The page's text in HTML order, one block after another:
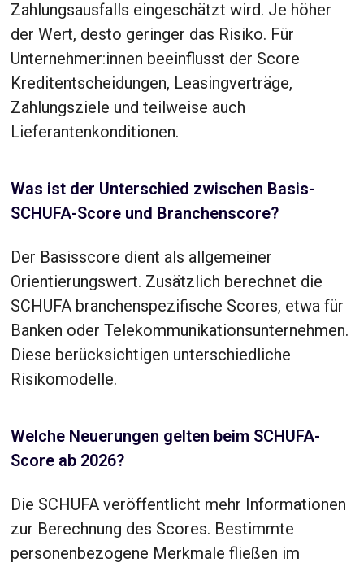
Zahlungsausfalls eingeschätzt wird. Je höher
der Wert, desto geringer das Risiko. Für
Unternehmer:innen beeinflusst der Score
Kreditentscheidungen, Leasingverträge,
Zahlungsziele und teilweise auch
Lieferantenkonditionen.
Was ist der Unterschied zwischen Basis-
SCHUFA-Score und Branchenscore?
Der Basisscore dient als allgemeiner
Orientierungswert. Zusätzlich berechnet die
SCHUFA branchenspezifische Scores, etwa für
Banken oder Telekommunikationsunternehmen.
Diese berücksichtigen unterschiedliche
Risikomodelle.
Welche Neuerungen gelten beim SCHUFA-
Score ab 2026?
Die SCHUFA veröffentlicht mehr Informationen
zur Berechnung des Scores. Bestimmte
personenbezogene Merkmale fließen im